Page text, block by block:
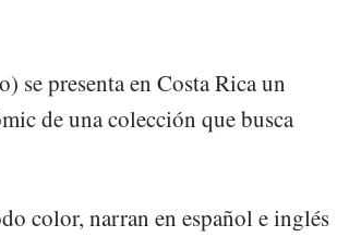
se presenta en Costa Rica un
de una colección que busca
color, narran en español e inglés